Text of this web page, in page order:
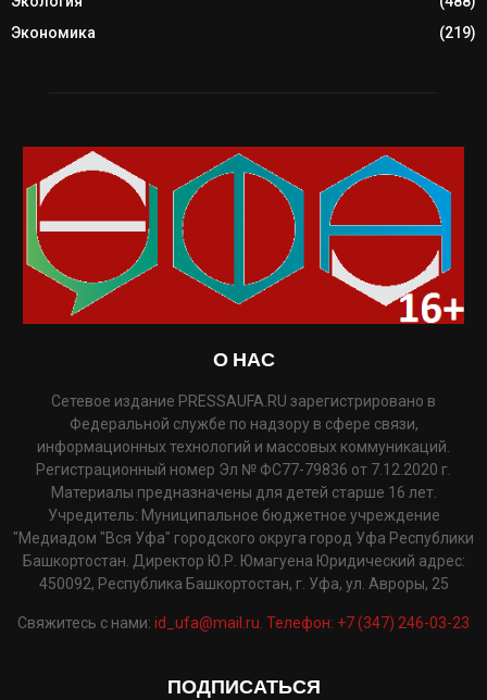
Экономика
(219)
О НАС
Сетевое издание PRESSAUFA.RU зарегистрировано в
Федеральной службе по надзору в сфере связи,
информационных технологий и массовых коммуникаций.
Регистрационный номер Эл № ФС77-79836 от 7.12.2020 г.
Материалы предназначены для детей старше 16 лет.
Учредитель: Муниципальное бюджетное учреждение
"Медиадом "Вся Уфа" городского округа город Уфа Республики
Башкортостан. Директор Ю.Р. Юмагуена Юридический адрес:
450092, Республика Башкортостан, г. Уфа, ул. Авроры, 25
Свяжитесь с нами: id_ufa@mail.ru. Телефон: +7 (347) 246-03-23
ПОДПИСАТЬСЯ